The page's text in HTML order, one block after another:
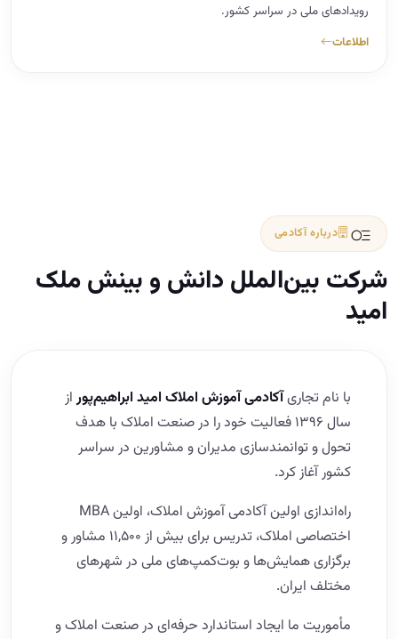
رویدادهای ملی در سراسر کشور.
اطلاعات
درباره آکادمی
شرکت بین‌الملل دانش و بینش ملک
امید
با نام تجاریآکادمی آموزش املاک امید ابراهیم‌پوراز
سال ۱۳۹۶ فعالیت خود را در صنعت املاک با هدف
تحول و توانمندسازی مدیران و مشاورین در سراسر
کشور آغاز کرد.
راه‌اندازی اولین آکادمی آموزش املاک، اولین MBA
اختصاصی املاک، تدریس برای بیش از ۱۱,۵۰۰ مشاور و
برگزاری همایش‌ها و بوت‌کمپ‌های ملی در شهرهای
مختلف ایران.
مأموریت ما ایجاد استاندارد حرفه‌ای در صنعت املاک و